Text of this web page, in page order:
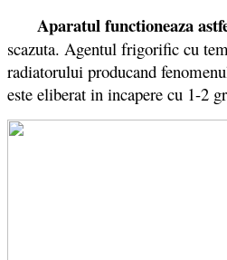
Aparatul functioneaza
scazuta. Agentul frigorific cu
radiatorului producand
este eliberat in incapere cu 1-2